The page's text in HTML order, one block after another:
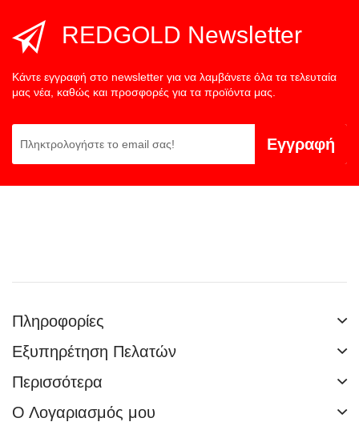
REDGOLD Newsletter
Κάντε εγγραφή στο newsletter για να λαμβάνετε όλα τα τελευταία
μας νέα, καθώς και προσφορές για τα προϊόντα μας.
Εγγραφή
Πληροφορίες
Εξυπηρέτηση Πελατών
Περισσότερα
Ο Λογαριασμός μου